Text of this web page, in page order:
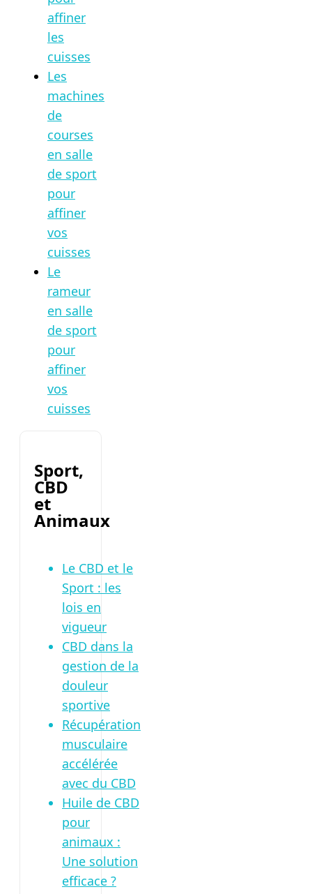
affiner
les
cuisses
Les
machines
de
courses
en salle
de sport
pour
affiner
vos
cuisses
Le
rameur
en salle
de sport
pour
affiner
vos
cuisses
Sport,
CBD
et
Animaux
Le CBD et le
Sport : les
lois en
vigueur
CBD dans la
gestion de la
douleur
sportive
Récupération
musculaire
accélérée
avec du CBD
Huile de CBD
pour
animaux :
Une solution
efficace ?